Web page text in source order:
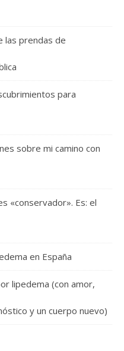
las prendas de
para
sobre mi camino con
«conservador». Es: el
en España
lipedema (con amor,
y un cuerpo nuevo)